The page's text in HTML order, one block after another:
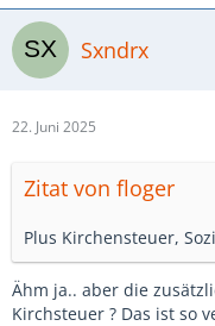
Sxndrx
22. Juni 2025
Zitat von floger
Plus Kirchensteuer,
Ähm ja.. aber die
Kirchsteuer ? Das ist so